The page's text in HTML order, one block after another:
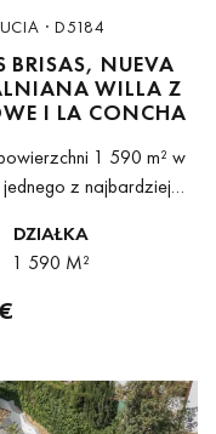
· D5184
BRISAS, NUEVA
WILLA Z
I LA CONCHA
1 590 m² w
jednego z najbardziej
fairwaye...
DZIAŁKA
1 590 M²